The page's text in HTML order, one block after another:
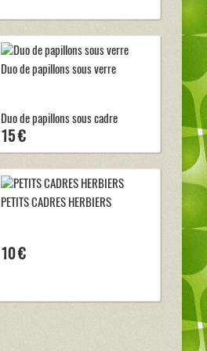
Duo de papillons sous verre
Duo de papillons sous cadre
15 €
PETITS CADRES HERBIERS
10 €